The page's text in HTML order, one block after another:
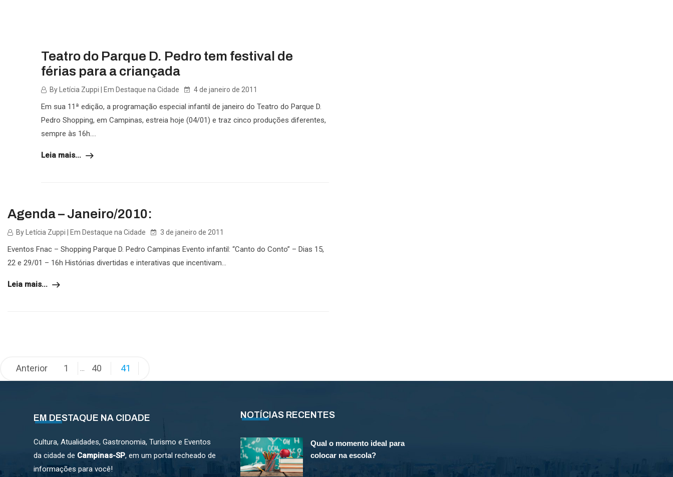
Teatro do Parque D. Pedro tem festival de
férias para a criançada
By Letícia Zuppi | Em Destaque na Cidade 4 de janeiro de 2011
Em sua 11ª edição, a programação especial infantil de janeiro do Teatro do Parque D.
Pedro Shopping, em Campinas, estreia hoje (04/01) e traz cinco produções diferentes,
sempre às 16h....
Leia mais...
Agenda – Janeiro/2010:
By Letícia Zuppi | Em Destaque na Cidade 3 de janeiro de 2011
Eventos Fnac – Shopping Parque D. Pedro Campinas Evento infantil: “Canto do Conto” – Dias 15,
22 e 29/01 – 16h Histórias divertidas e interativas que incentivam...
Leia mais...
Paginação
de
Anterior 1 … 40 41
EM DESTAQUE NA CIDADE
Cultura, Atualidades, Gastronomia, Turismo e Eventos
da cidade de Campinas-SP, em um portal recheado de
informações para você!
NOTÍCIAS RECENTES
Qual o momento ideal para
colocar na escola?